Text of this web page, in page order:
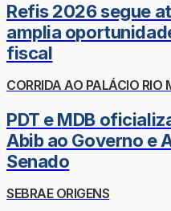
Refis 2026 segue
amplia
fiscal
CORRIDA AO PALÁCIO RIO
PDT e MDB
Abib ao Governo e
Senado
SEBRAE ORIGENS